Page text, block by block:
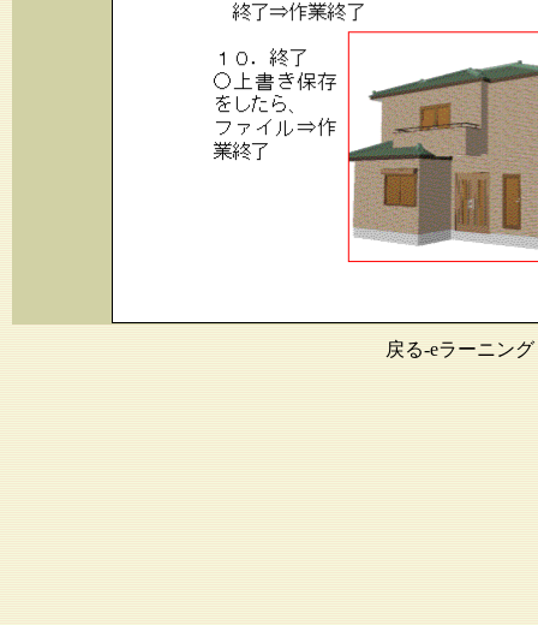
戻る-eラーニング